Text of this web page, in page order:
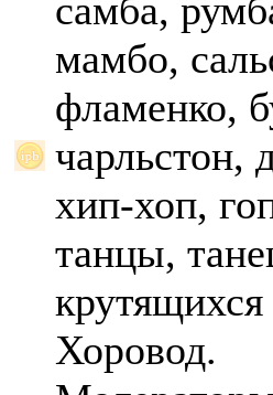
самба,
мамбо,
фламенко,
чарльстон,
хип-хоп,
танцы,
Хоровод.